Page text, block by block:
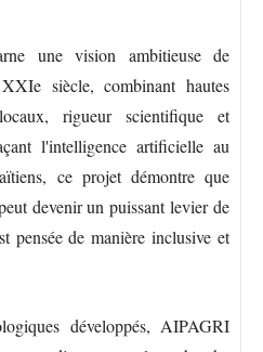
une vision ambitieuse de
siècle, combinant hautes
rigueur scientifique et
l'intelligence artificielle au
ce projet démontre que
devenir un puissant levier de
pensée de manière inclusive et
développés, AIPAGRI